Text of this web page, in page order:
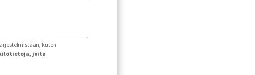
kuten
joita